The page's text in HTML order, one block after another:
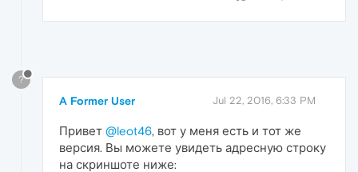
?
A Former User Jul 22, 2016, 6:33 PM
Привет @leot46, вот у меня есть и тот же
версия. Вы можете увидеть адресную строку
на скриншоте ниже: